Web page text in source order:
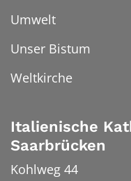
Umwelt
Unser Bistum
Weltkirche
Italienische
Saarbrücken
Kohlweg 44